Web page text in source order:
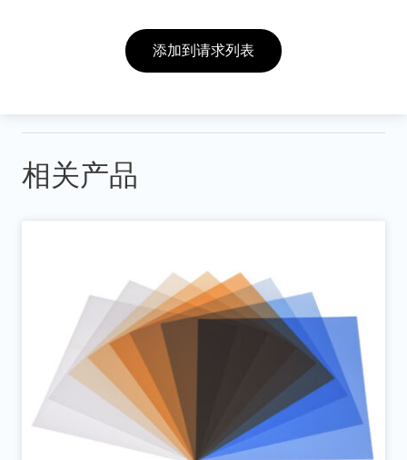
添加到请求列表
相关产品